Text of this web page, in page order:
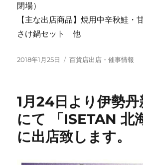
閉場）
【主な出店商品】焼用中辛秋鮭・
さけ鍋セット 他
投
2018年1月25日
カ
ー
百貨店出店・催事情報
1月24日より伊勢
にて 「ISETAN 北
に出店致します。